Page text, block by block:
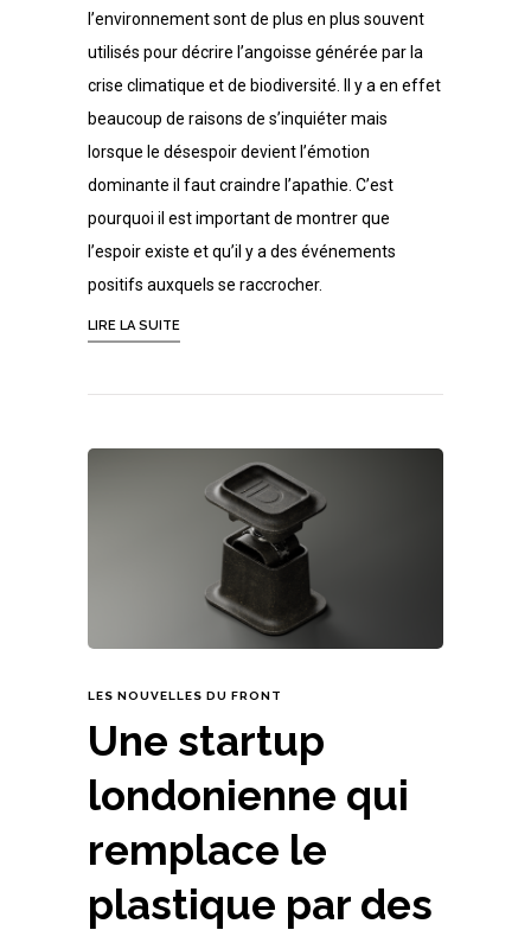
l’environnement sont de plus en plus souvent
utilisés pour décrire l’angoisse générée par la
crise climatique et de biodiversité. Il y a en effet
beaucoup de raisons de s’inquiéter mais
lorsque le désespoir devient l’émotion
dominante il faut craindre l’apathie. C’est
pourquoi il est important de montrer que
l’espoir existe et qu’il y a des événements
positifs auxquels se raccrocher.
LIRE LA SUITE
LES NOUVELLES DU FRONT
Une startup
londonienne qui
remplace le
plastique par des